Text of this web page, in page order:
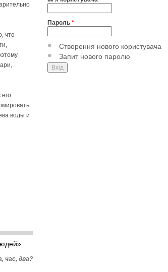
что
воды и
час, два?
Пароль *
Створення нового користувача
Запит нового паролю